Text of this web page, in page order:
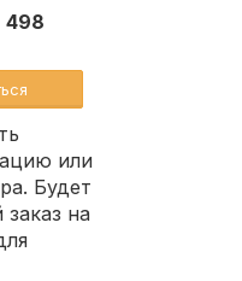
498
или
Будет
на